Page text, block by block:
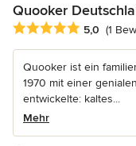
Quooker
Durchschnittliche
5,0 (1
Quooker ist ein
1970 mit einer
entwickelte: kaltes...
Mehr